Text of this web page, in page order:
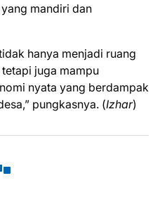
mandiri dan
hanya menjadi ruang
juga mampu
nyata yang berdampak
pungkasnya. (Izhar)